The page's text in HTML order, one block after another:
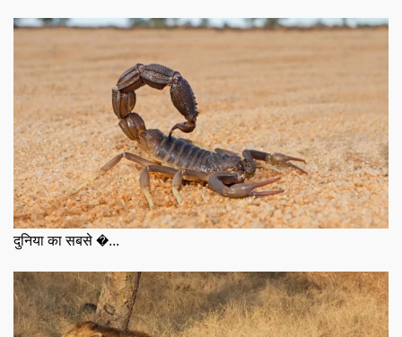
दुनिया का सबसे �...